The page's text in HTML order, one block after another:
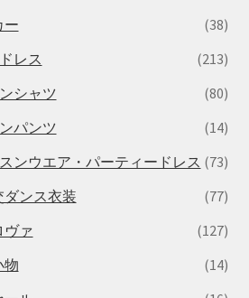
ー
(38)
レス
(213)
シャツ
(80)
パンツ
(14)
ンウエア・パーティードレス (73)
ダンス衣装
(77)
ヴァ
(127)
物
(14)